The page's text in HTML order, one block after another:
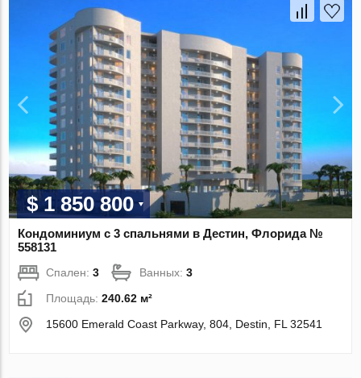
$ 1 850 800
Кондоминиум с 3 спальнями в Дестин, Флорида №
558131
Спален:3 Ванных:3
Площадь:240.62 м²
15600 Emerald Coast Parkway, 804, Destin, FL 32541